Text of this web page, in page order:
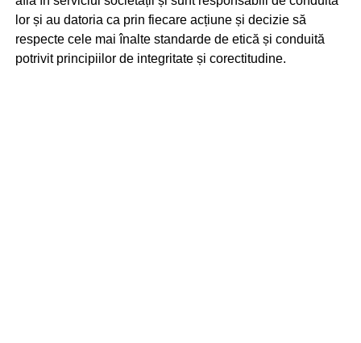
lor și au datoria ca prin fiecare acțiune și decizie să
respecte cele mai înalte standarde de etică și conduită
potrivit principiilor de integritate și corectitudine.